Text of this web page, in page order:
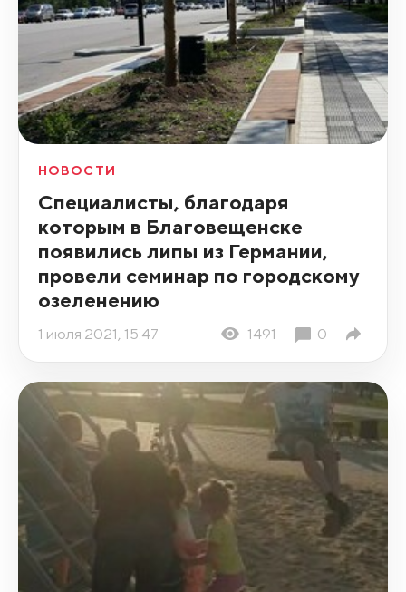
НОВОСТИ
Специалисты, благодаря
которым в Благовещенске
появились липы из Германии,
провели семинар по городскому
озеленению
1 июля 2021, 15:47 1491 0